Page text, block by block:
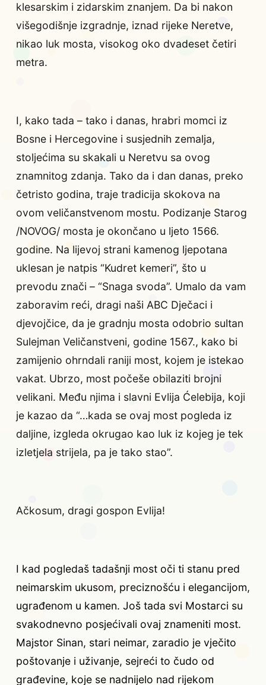
klesarskim i zidarskim znanjem. Da bi nakon
višegodišnje izgradnje, iznad rijeke Neretve,
nikao luk mosta, visokog oko dvadeset četiri
metra.
I, kako tada – tako i danas, hrabri momci iz
Bosne i Hercegovine i susjednih zemalja,
stoljećima su skakali u Neretvu sa ovog
znamnitog zdanja. Tako da i dan danas, preko
četristo godina, traje tradicija skokova na
ovom veličanstvenom mostu. Podizanje Starog
/NOVOG/ mosta je okončano u ljeto 1566.
godine. Na lijevoj strani kamenog ljepotana
uklesan je natpis “Kudret kemeri”, što u
prevodu znači – “Snaga svoda”. Umalo da vam
zaboravim reći, dragi naši ABC Dječaci i
djevojčice, da je gradnju mosta odobrio sultan
Sulejman Veličanstveni, godine 1567., kako bi
zamijenio ohrndali raniji most, kojem je istekao
vakat. Ubrzo, most počeše obilaziti brojni
velikani. Među njima i slavni Evlija Ćelebija, koji
je kazao da “…kada se ovaj most pogleda iz
daljine, izgleda okrugao kao luk iz kojeg je tek
izletjela strijela, pa je tako stao”.
Ačkosum, dragi gospon Evlija!
I kad pogledaš tadašnji most oči ti stanu pred
neimarskim ukusom, preciznošću i elegancijom,
ugrađenom u kamen. Još tada svi Mostarci su
svakodnevno posjećivali ovaj znameniti most.
Majstor Sinan, stari neimar, zaradio je vječito
poštovanje i uživanje, sejreći to čudo od
građevine, koje se nadnijelo nad rijekom